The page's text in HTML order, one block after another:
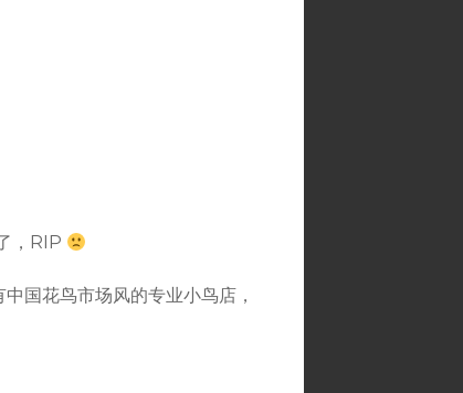
，RIP
国花鸟市场风的专业小鸟店，